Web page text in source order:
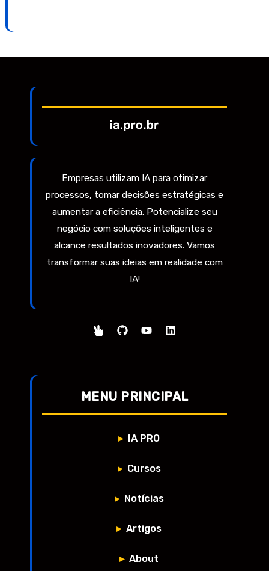
Empresas utilizam IA para otimizar
processos, tomar decisões estratégicas e
aumentar a eficiência. Potencialize seu
negócio com soluções inteligentes e
alcance resultados inovadores. Vamos
transformar suas ideias em realidade com
IA!
MENU PRINCIPAL
IA PRO
Cursos
Notícias
Artigos
About